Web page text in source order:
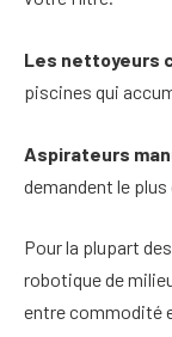
Les nettoyeurs
piscines qui
Aspirateurs
demandent le plus
Pour la plupart
robotique de
entre commodité